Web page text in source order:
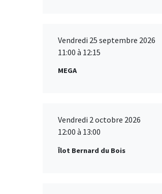
Vendredi 25 septembre 2026
11:00 à 12:15
MEGA
Vendredi 2 octobre 2026
12:00 à 13:00
Îlot Bernard du Bois